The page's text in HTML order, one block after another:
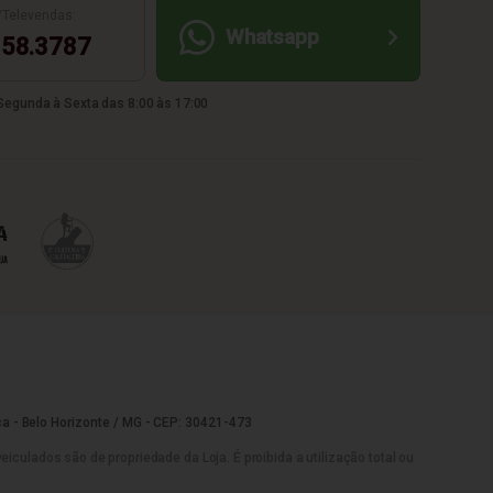
Whatsapp
à Sexta das 8:00 às 17:00
- Belo Horizonte / MG - CEP: 30421-473